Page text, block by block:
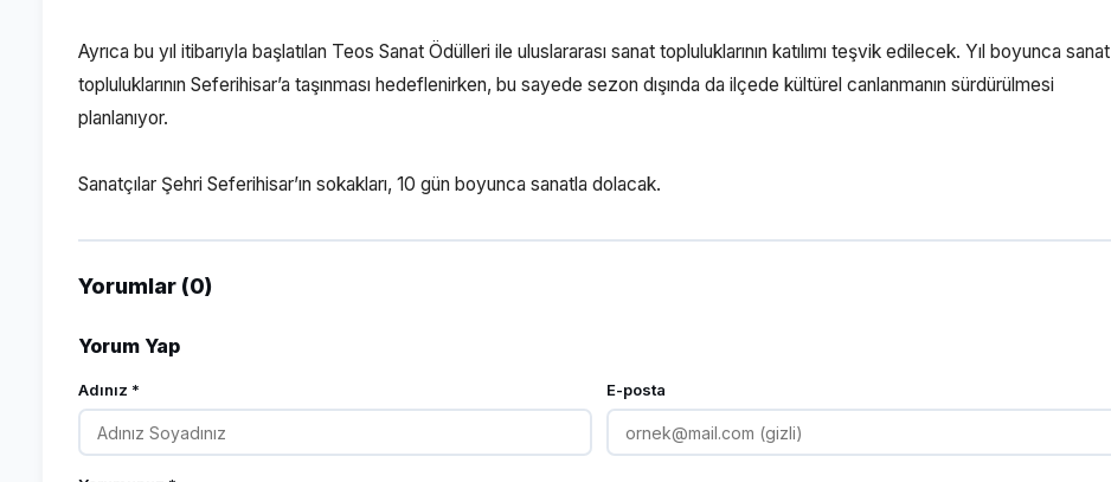
Ayrıca bu yıl itibarıyla başlatılan Teos Sanat Ödülleri ile uluslararası sanat topluluklarının katılımı teşvik edilecek. Yıl boyunca sanat
topluluklarının Seferihisar’a taşınması hedeflenirken, bu sayede sezon dışında da ilçede kültürel canlanmanın sürdürülmesi
planlanıyor.
Sanatçılar Şehri Seferihisar’ın sokakları, 10 gün boyunca sanatla dolacak.
Yorumlar (0)
Yorum Yap
Adınız * E-posta